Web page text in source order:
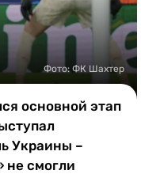
Фото: ФК Шахтер
основной этап
Украины –
не смогли